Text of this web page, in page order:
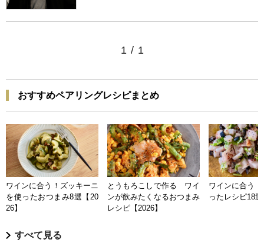
1 / 1
おすすめペアリングレシピまとめ
ワインに合う！ズッキーニ
を使ったおつまみ8選【20
26】
とうもろこしで作る ワイ
ンが飲みたくなるおつまみ
レシピ【2026】
ワインに合う
ったレシピ18
すべて見る